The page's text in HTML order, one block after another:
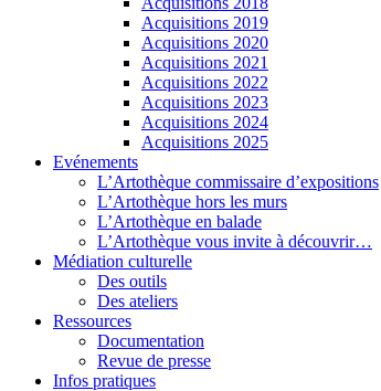
Acquisitions 2019
Acquisitions 2020
Acquisitions 2021
Acquisitions 2022
Acquisitions 2023
Acquisitions 2024
Acquisitions 2025
Evénements
L’Artothèque commissaire d’expositions
L’Artothèque hors les murs
L’Artothèque en balade
L’Artothèque vous invite à découvrir…
Médiation culturelle
Des outils
Des ateliers
Ressources
Documentation
Revue de presse
Infos pratiques